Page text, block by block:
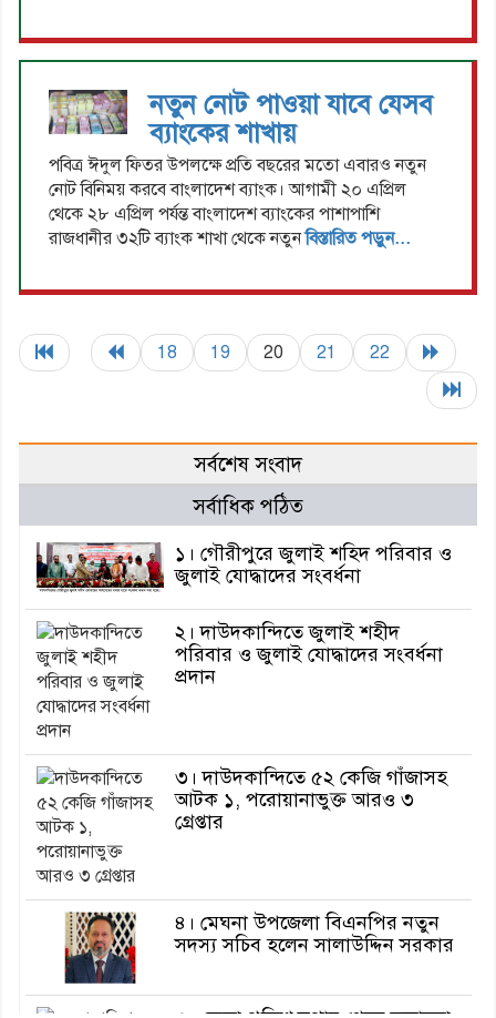
নতুন নোট পাওয়া যাবে যেসব
ব্যাংকের শাখায়
পবিত্র ঈদুল ফিতর উপলক্ষে প্রতি বছরের মতো এবারও নতুন
নোট বিনিময় করবে বাংলাদেশ ব্যাংক। আগামী ২০ এপ্রিল
থেকে ২৮ এপ্রিল পর্যন্ত বাংলাদেশ ব্যাংকের পাশাপাশি
রাজধানীর ৩২টি ব্যাংক শাখা থেকে নতুনবিস্তারিত পড়ুন...
18 19 20 21 22
সর্বশেষ সংবাদ
সর্বাধিক পঠিত
১। গৌরীপুরে জুলাই শহিদ পরিবার ও
জুলাই যোদ্ধাদের সংবর্ধনা
২। দাউদকান্দিতে জুলাই শহীদ
পরিবার ও জুলাই যোদ্ধাদের সংবর্ধনা
প্রদান
৩। দাউদকান্দিতে ৫২ কেজি গাঁজাসহ
আটক ১, পরোয়ানাভুক্ত আরও ৩
গ্রেপ্তার
৪। মেঘনা উপজেলা বিএনপির নতুন
সদস্য সচিব হলেন সালাউদ্দিন সরকার